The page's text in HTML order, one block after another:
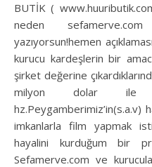
BUTİK (
neden
yazıyorsun!hemen
kurucu kardeşlerin bir
şirket değerine
milyon dolar ile
hz.Peygamberimiz’in(s.a.v)
imkanlarla film yapmak
hayalini kurduğum bir
Sefamerve.com ve